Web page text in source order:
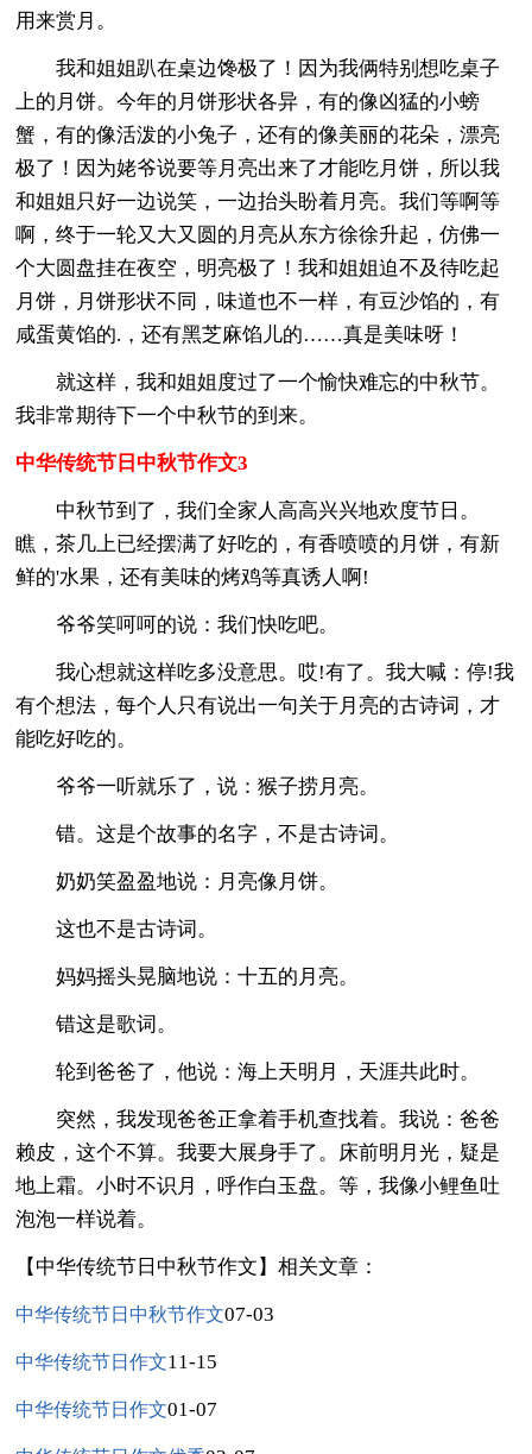
用来赏月。
我和姐姐趴在桌边馋极了！因为我俩特别想吃桌子
上的月饼。今年的月饼形状各异，有的像凶猛的小螃
蟹，有的像活泼的小兔子，还有的像美丽的花朵，漂亮
极了！因为姥爷说要等月亮出来了才能吃月饼，所以我
和姐姐只好一边说笑，一边抬头盼着月亮。我们等啊等
啊，终于一轮又大又圆的月亮从东方徐徐升起，仿佛一
个大圆盘挂在夜空，明亮极了！我和姐姐迫不及待吃起
月饼，月饼形状不同，味道也不一样，有豆沙馅的，有
咸蛋黄馅的.，还有黑芝麻馅儿的……真是美味呀！
就这样，我和姐姐度过了一个愉快难忘的中秋节。
我非常期待下一个中秋节的到来。
中华传统节日中秋节作文3
中秋节到了，我们全家人高高兴兴地欢度节日。
瞧，茶几上已经摆满了好吃的，有香喷喷的月饼，有新
鲜的'水果，还有美味的烤鸡等真诱人啊!
爷爷笑呵呵的说：我们快吃吧。
我心想就这样吃多没意思。哎!有了。我大喊：停!我
有个想法，每个人只有说出一句关于月亮的古诗词，才
能吃好吃的。
爷爷一听就乐了，说：猴子捞月亮。
错。这是个故事的名字，不是古诗词。
奶奶笑盈盈地说：月亮像月饼。
这也不是古诗词。
妈妈摇头晃脑地说：十五的月亮。
错这是歌词。
轮到爸爸了，他说：海上天明月，天涯共此时。
突然，我发现爸爸正拿着手机查找着。我说：爸爸
赖皮，这个不算。我要大展身手了。床前明月光，疑是
地上霜。小时不识月，呼作白玉盘。等，我像小鲤鱼吐
泡泡一样说着。
【中华传统节日中秋节作文】相关文章：
中华传统节日中秋节作文07-03
中华传统节日作文11-15
中华传统节日作文01-07